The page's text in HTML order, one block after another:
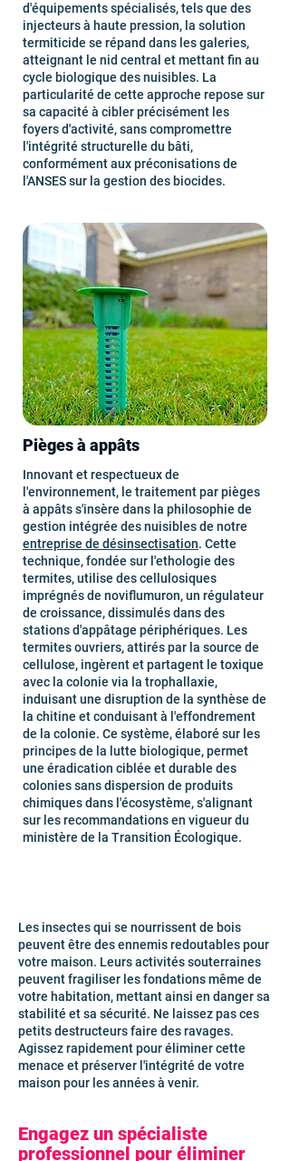
d'équipements spécialisés, tels que des
injecteurs à haute pression, la solution
termiticide se répand dans les galeries,
atteignant le nid central et mettant fin au
cycle biologique des nuisibles. La
particularité de cette approche repose sur
sa capacité à cibler précisément les
foyers d'activité, sans compromettre
l'intégrité structurelle du bâti,
conformément aux préconisations de
l'ANSES sur la gestion des biocides.
Pièges à appâts
Innovant et respectueux de
l'environnement, le traitement par pièges
à appâts s'insère dans la philosophie de
gestion intégrée des nuisibles de notre
entreprise de désinsectisation. Cette
technique, fondée sur l'ethologie des
termites, utilise des cellulosiques
imprégnés de noviflumuron, un régulateur
de croissance, dissimulés dans des
stations d'appâtage périphériques. Les
termites ouvriers, attirés par la source de
cellulose, ingèrent et partagent le toxique
avec la colonie via la trophallaxie,
induisant une disruption de la synthèse de
la chitine et conduisant à l'effondrement
de la colonie. Ce système, élaboré sur les
principes de la lutte biologique, permet
une éradication ciblée et durable des
colonies sans dispersion de produits
chimiques dans l'écosystème, s'alignant
sur les recommandations en vigueur du
ministère de la Transition Écologique.
Les insectes qui se nourrissent de bois
peuvent être des ennemis redoutables pour
votre maison. Leurs activités souterraines
peuvent fragiliser les fondations même de
votre habitation, mettant ainsi en danger sa
stabilité et sa sécurité. Ne laissez pas ces
petits destructeurs faire des ravages.
Agissez rapidement pour éliminer cette
menace et préserver l'intégrité de votre
maison pour les années à venir.
Engagez un spécialiste
professionnel pour éliminer